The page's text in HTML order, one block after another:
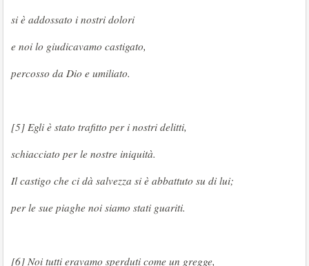
si è addossato i nostri dolori
e noi lo giudicavamo castigato,
percosso da Dio e umiliato.
[5] Egli è stato trafitto per i nostri delitti,
schiacciato per le nostre iniquità.
Il castigo che ci dà salvezza si è abbattuto su di lui;
per le sue piaghe noi siamo stati guariti.
[6] Noi tutti eravamo sperduti come un gregge,